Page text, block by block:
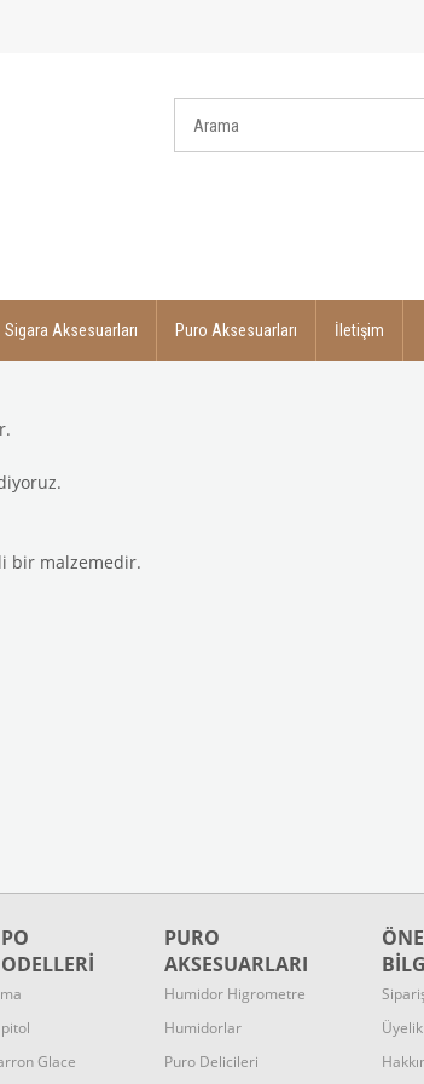
Sigara Aksesuarları Puro Aksesuarları İletişim
bir malzemedir.
Glace
PURO
AKSESUARLARI
Humidor Higrometre
Humidorlar
Puro Delicileri